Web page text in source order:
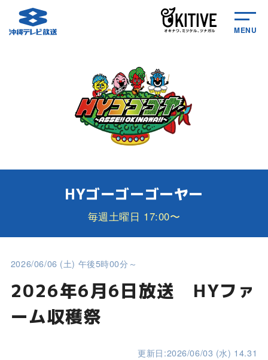
MENU
HYゴーゴーゴーヤー
毎週土曜日 17:00〜
2026/06/06 (土) 午後5時00分～
2026年6月6日放送 HYファ
ーム収穫祭
更新日:2026/06/03 (水) 14.31